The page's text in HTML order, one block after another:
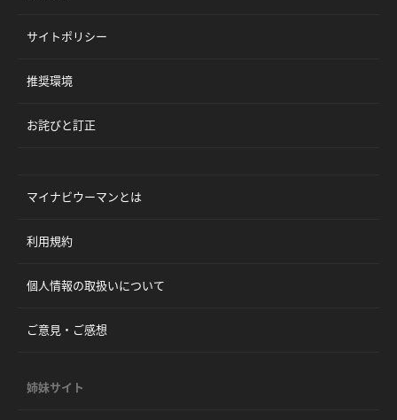
サイトポリシー
推奨環境
お詫びと訂正
マイナビウーマンとは
利用規約
個人情報の取扱いについて
ご意見・ご感想
姉妹サイト